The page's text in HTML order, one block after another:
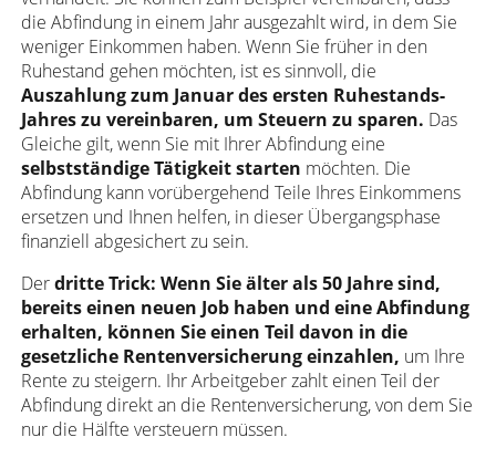
die Abfindung in einem Jahr ausgezahlt wird, in dem Sie
weniger Einkommen haben. Wenn Sie früher in den
Ruhestand gehen möchten, ist es sinnvoll, die
Auszahlung zum Januar des ersten Ruhestands-
Jahres zu vereinbaren, um Steuern zu sparen. Das
Gleiche gilt, wenn Sie mit Ihrer Abfindung eine
selbstständige Tätigkeit starten möchten. Die
Abfindung kann vorübergehend Teile Ihres Einkommens
ersetzen und Ihnen helfen, in dieser Übergangsphase
finanziell abgesichert zu sein.
Derdritte Trick: Wenn Sie älter als 50 Jahre sind,
bereits einen neuen Job haben und eine Abfindung
erhalten, können Sie einen Teil davon in die
gesetzliche Rentenversicherung einzahlen, um Ihre
Rente zu steigern. Ihr Arbeitgeber zahlt einen Teil der
Abfindung direkt an die Rentenversicherung, von dem Sie
nur die Hälfte versteuern müssen.